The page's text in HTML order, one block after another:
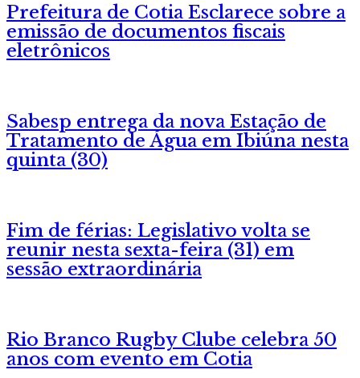
Prefeitura de Cotia Esclarece sobre a
emissão de documentos fiscais
eletrônicos
Sabesp entrega da nova Estação de
Tratamento de Água em Ibiúna nesta
quinta (30)
Fim de férias: Legislativo volta se
reunir nesta sexta-feira (31) em
sessão extraordinária
Rio Branco Rugby Clube celebra 50
anos com evento em Cotia